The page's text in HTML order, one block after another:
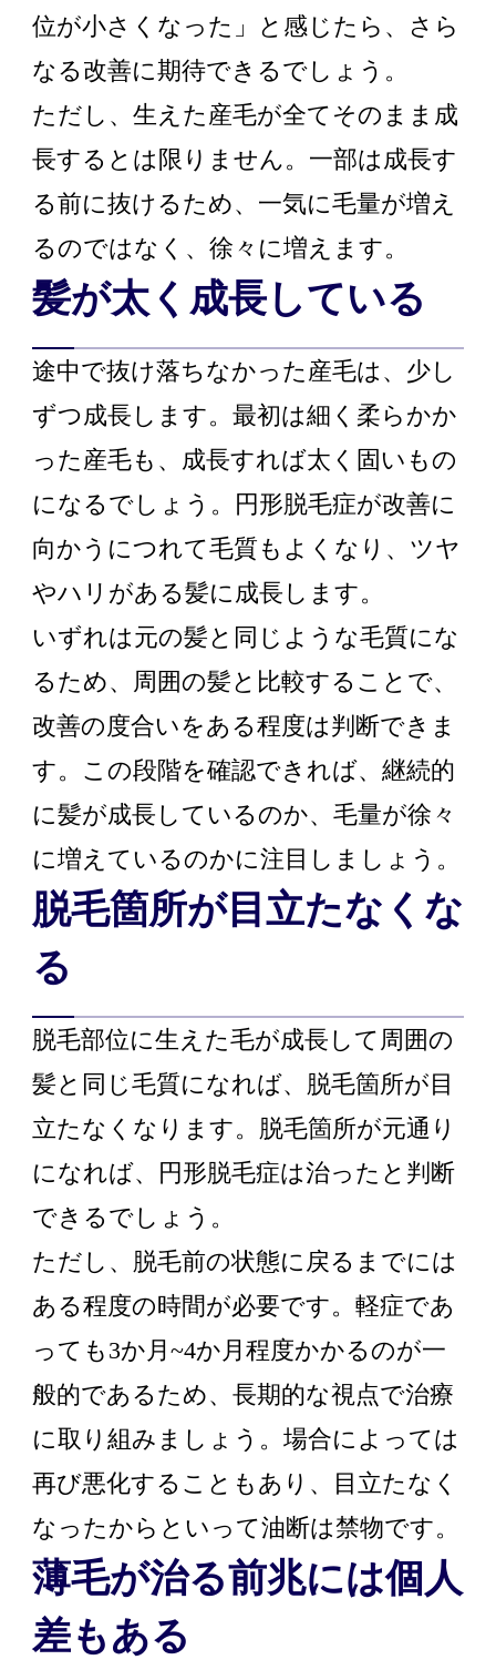
位が小さくなった」と感じたら、さら
なる改善に期待できるでしょう。
ただし、生えた産毛が全てそのまま成
長するとは限りません。一部は成長す
る前に抜けるため、一気に毛量が増え
るのではなく、徐々に増えます。
髪が太く成長している
途中で抜け落ちなかった産毛は、少し
ずつ成長します。最初は細く柔らかか
った産毛も、成長すれば太く固いもの
になるでしょう。円形脱毛症が改善に
向かうにつれて毛質もよくなり、ツヤ
やハリがある髪に成長します。
いずれは元の髪と同じような毛質にな
るため、周囲の髪と比較することで、
改善の度合いをある程度は判断できま
す。この段階を確認できれば、継続的
に髪が成長しているのか、毛量が徐々
に増えているのかに注目しましょう。
脱毛箇所が目立たなくな
る
脱毛部位に生えた毛が成長して周囲の
髪と同じ毛質になれば、脱毛箇所が目
立たなくなります。脱毛箇所が元通り
になれば、円形脱毛症は治ったと判断
できるでしょう。
ただし、脱毛前の状態に戻るまでには
ある程度の時間が必要です。軽症であ
っても3か月~4か月程度かかるのが一
般的であるため、長期的な視点で治療
に取り組みましょう。場合によっては
再び悪化することもあり、目立たなく
なったからといって油断は禁物です。
薄毛が治る前兆には個人
差もある